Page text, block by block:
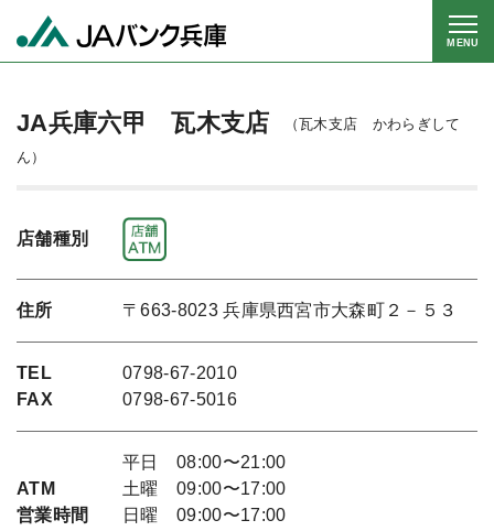
MENU
JA兵庫六甲 瓦木支店
（瓦木支店 かわらぎして
ん）
店舗種別
住所 〒663-8023 兵庫県西宮市大森町２－５３
TEL
FAX
0798-67-2010
0798-67-5016
ATM
営業時間
平日 08:00〜21:00
土曜 09:00〜17:00
日曜 09:00〜17:00